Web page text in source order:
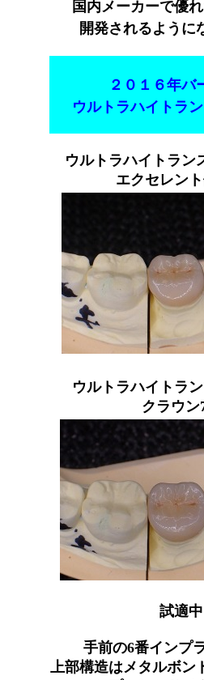
国内メーカーで優
開発されるように
２０１６年バ
ウルトラハイトラ
ウルトラハイトラン
エクセレン
ウルトラハイトラ
クラウン
試適中
手前の6番インプ
上部構造はメタルボ